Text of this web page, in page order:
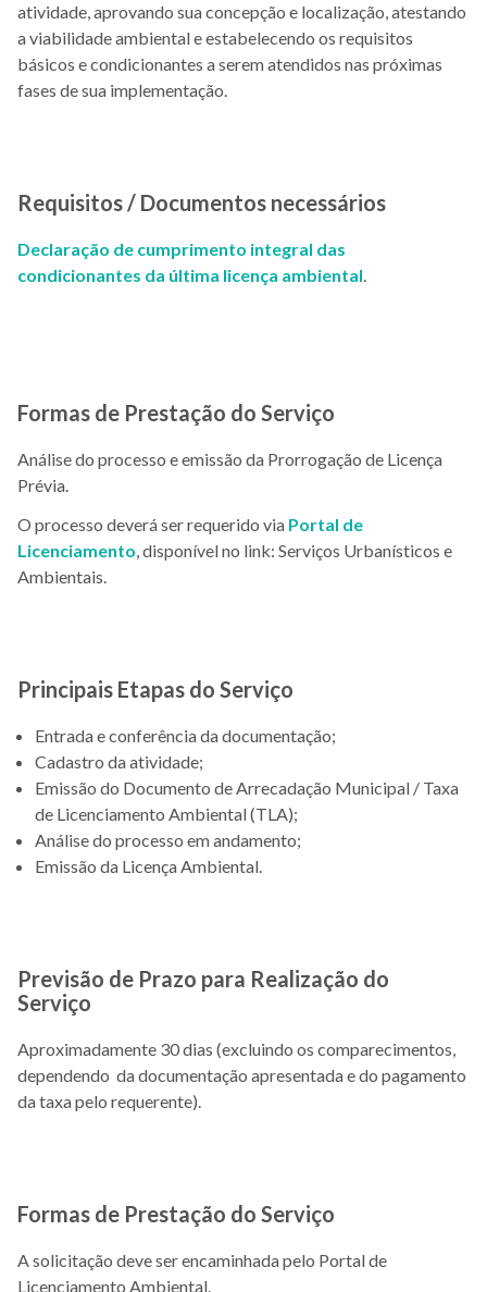
atividade, aprovando sua concepção e localização, atestando
a viabilidade ambiental e estabelecendo os requisitos
básicos e condicionantes a serem atendidos nas próximas
fases de sua implementação.
Requisitos / Documentos necessários
Declaração de cumprimento integral das
condicionantes da última licença ambiental.
Formas de Prestação do Serviço
Análise do processo e emissão da Prorrogação de Licença
Prévia.
O processo deverá ser requerido via Portal de
Licenciamento, disponível no link: Serviços Urbanísticos e
Ambientais.
Principais Etapas do Serviço
Entrada e conferência da documentação;
Cadastro da atividade;
Emissão do Documento de Arrecadação Municipal / Taxa
de Licenciamento Ambiental (TLA);
Análise do processo em andamento;
Emissão da Licença Ambiental.
Previsão de Prazo para Realização do
Serviço
Aproximadamente 30 dias (excluindo os comparecimentos,
dependendo da documentação apresentada e do pagamento
da taxa pelo requerente).
Formas de Prestação do Serviço
A solicitação deve ser encaminhada pelo Portal de
Licenciamento Ambiental.